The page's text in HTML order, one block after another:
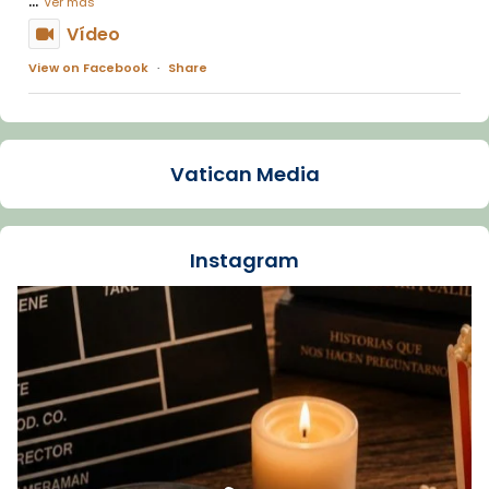
Vídeo
View on Facebook · Share
Arquebisbat de Barcelona
La Carmina va patir depressió. Fa gairebé
dos mesos, a l'Estadi Lluís Companys, la
Recupera l'entrevista comp
Vatican
tican News 👇
www.vaticannews.va/es/iglesia/news/2026-
07/carmina-historia-depresion-papa-viaje-
espana-testimoni...
Foto
Vatican Media
Instagram